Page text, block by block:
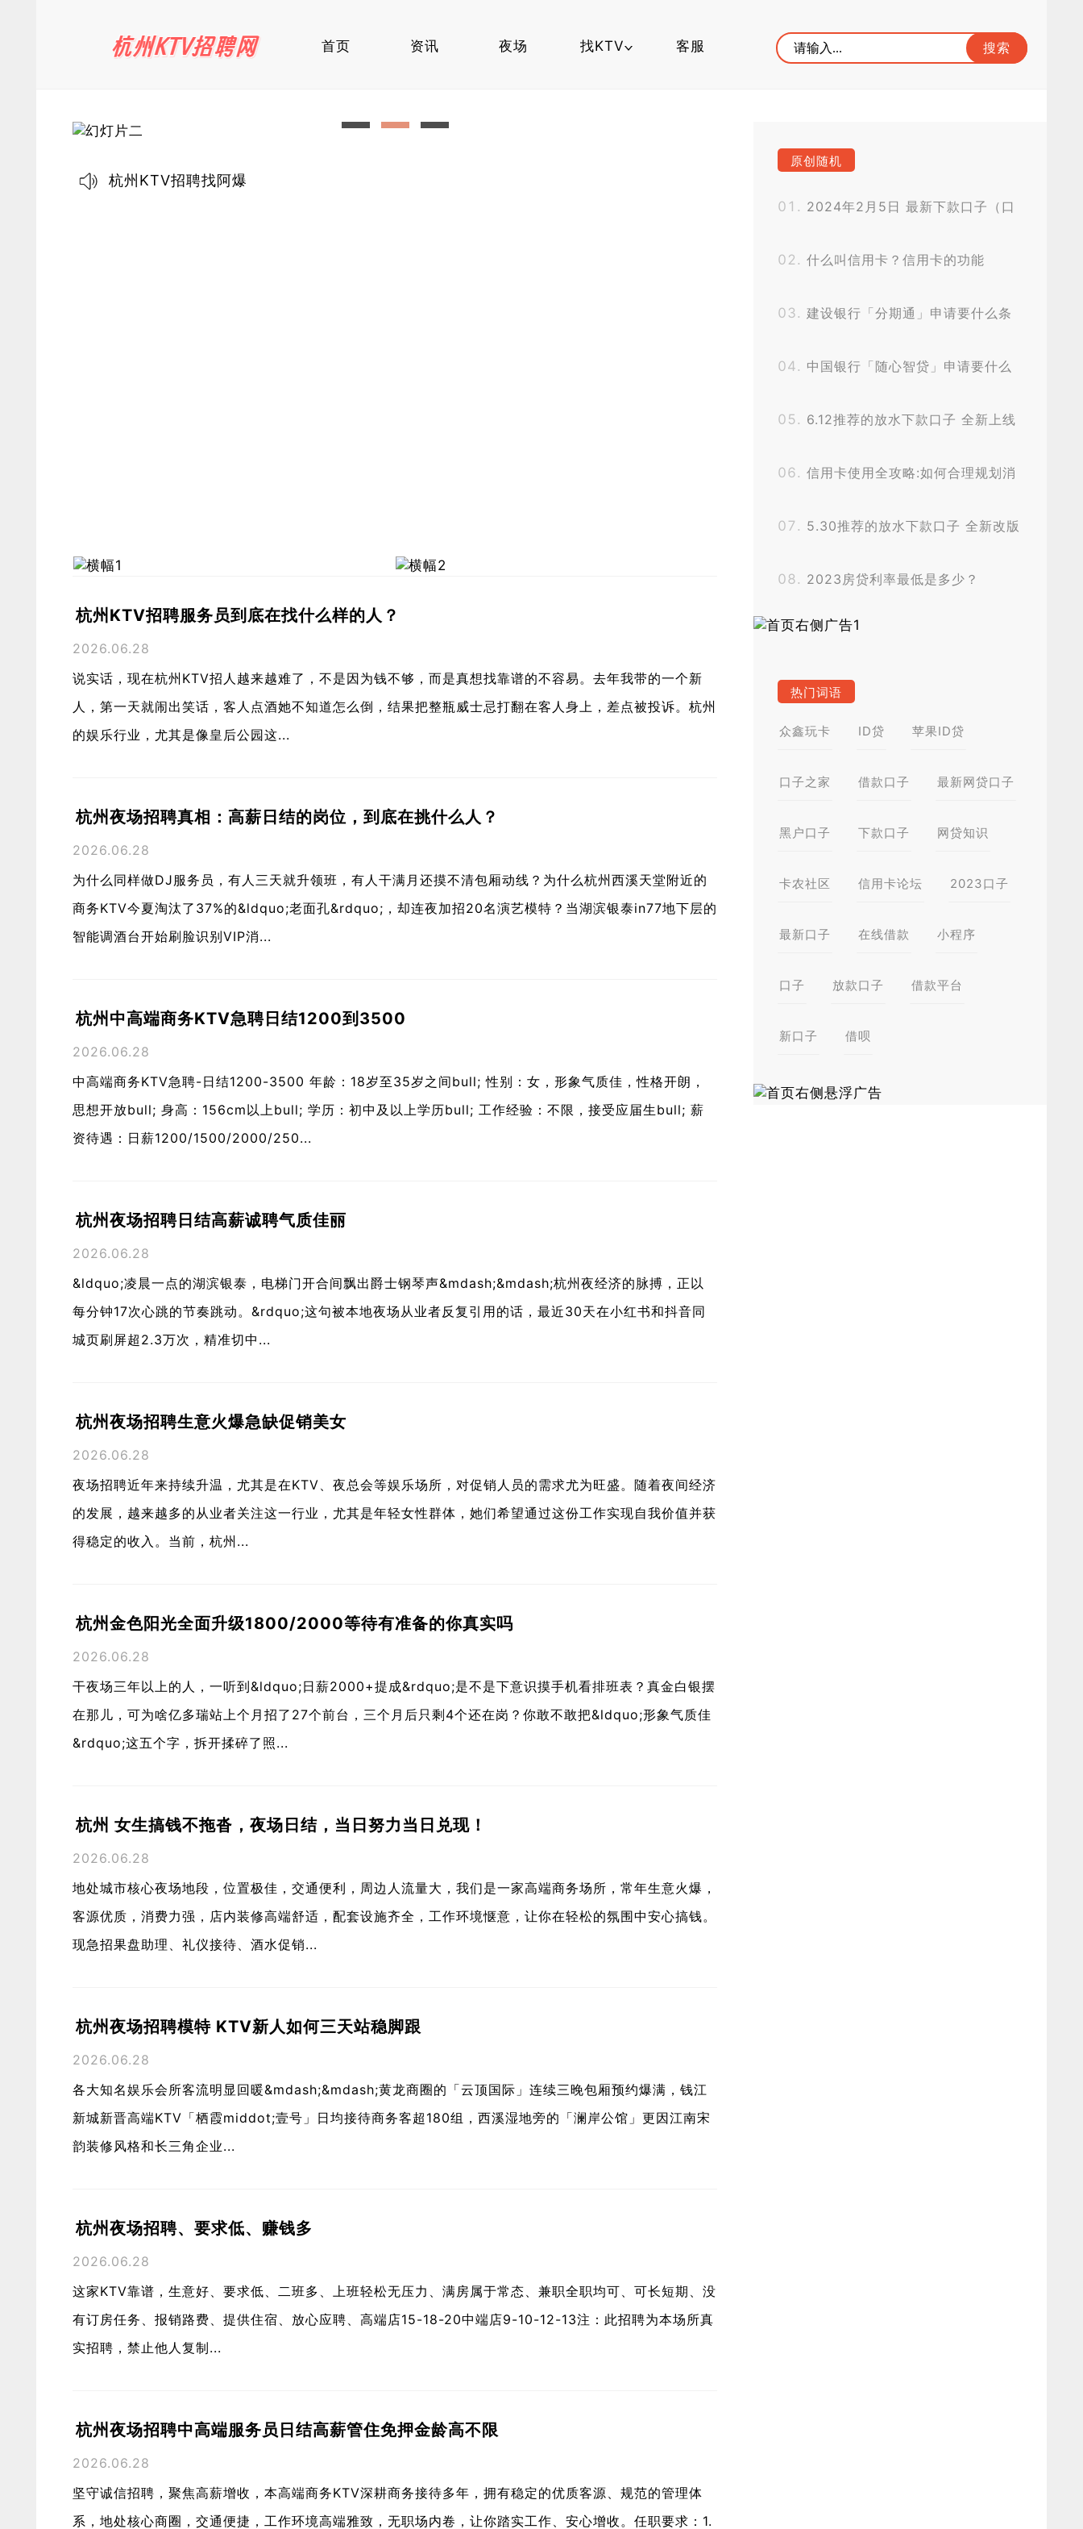
首页 资讯 夜场 找KTV 客服
杭州KTV招聘找阿爆
杭州KTV招聘服务员到底在找什么样的人？
2026.06.28
说实话，现在杭州KTV招人越来越难了，不是因为钱不够，而是真想找靠谱的不容易。去年我带的一个新
人，第一天就闹出笑话，客人点酒她不知道怎么倒，结果把整瓶威士忌打翻在客人身上，差点被投诉。杭州
的娱乐行业，尤其是像皇后公园这...
杭州夜场招聘真相：高薪日结的岗位，到底在挑什么人？
2026.06.28
为什么同样做DJ服务员，有人三天就升领班，有人干满月还摸不清包厢动线？为什么杭州西溪天堂附近的
商务KTV今夏淘汰了37%的&ldquo;老面孔&rdquo;，却连夜加招20名演艺模特？当湖滨银泰in77地下层的
智能调酒台开始刷脸识别VIP消...
杭州中高端商务KTV急聘日结1200到3500
2026.06.28
中高端商务KTV急聘-日结1200-3500 年龄：18岁至35岁之间bull; 性别：女，形象气质佳，性格开朗，
思想开放bull; 身高：156cm以上bull; 学历：初中及以上学历bull; 工作经验：不限，接受应届生bull; 薪
资待遇：日薪1200/1500/2000/250...
杭州夜场招聘日结高薪诚聘气质佳丽
2026.06.28
&ldquo;凌晨一点的湖滨银泰，电梯门开合间飘出爵士钢琴声&mdash;&mdash;杭州夜经济的脉搏，正以
每分钟17次心跳的节奏跳动。&rdquo;这句被本地夜场从业者反复引用的话，最近30天在小红书和抖音同
城页刷屏超2.3万次，精准切中...
杭州夜场招聘生意火爆急缺促销美女
2026.06.28
夜场招聘近年来持续升温，尤其是在KTV、夜总会等娱乐场所，对促销人员的需求尤为旺盛。随着夜间经济
的发展，越来越多的从业者关注这一行业，尤其是年轻女性群体，她们希望通过这份工作实现自我价值并获
得稳定的收入。当前，杭州...
杭州金色阳光全面升级1800/2000等待有准备的你真实吗
2026.06.28
干夜场三年以上的人，一听到&ldquo;日薪2000+提成&rdquo;是不是下意识摸手机看排班表？真金白银摆
在那儿，可为啥亿多瑞站上个月招了27个前台，三个月后只剩4个还在岗？你敢不敢把&ldquo;形象气质佳
&rdquo;这五个字，拆开揉碎了照...
杭州 女生搞钱不拖沓，夜场日结，当日努力当日兑现！
2026.06.28
地处城市核心夜场地段，位置极佳，交通便利，周边人流量大，我们是一家高端商务场所，常年生意火爆，
客源优质，消费力强，店内装修高端舒适，配套设施齐全，工作环境惬意，让你在轻松的氛围中安心搞钱。
现急招果盘助理、礼仪接待、酒水促销...
杭州夜场招聘模特 KTV新人如何三天站稳脚跟
2026.06.28
各大知名娱乐会所客流明显回暖&mdash;&mdash;黄龙商圈的「云顶国际」连续三晚包厢预约爆满，钱江
新城新晋高端KTV「栖霞middot;壹号」日均接待商务客超180组，西溪湿地旁的「澜岸公馆」更因江南宋
韵装修风格和长三角企业...
杭州夜场招聘、要求低、赚钱多
2026.06.28
这家KTV靠谱，生意好、要求低、二班多、上班轻松无压力、满房属于常态、兼职全职均可、可长短期、没
有订房任务、报销路费、提供住宿、放心应聘、高端店15-18-20中端店9-10-12-13注：此招聘为本场所真
实招聘，禁止他人复制...
杭州夜场招聘中高端服务员日结高薪管住免押金龄高不限
2026.06.28
坚守诚信招聘，聚焦高薪增收，本高端商务KTV深耕商务接待多年，拥有稳定的优质客源、规范的管理体
系，地处核心商圈，交通便捷，工作环境高端雅致，无职场内卷，让你踏实工作、安心增收。任职要求：1.
原创随机
2024年2月5日 最新下款口子（口
什么叫信用卡？信用卡的功能
建设银行「分期通」申请要什么条
中国银行「随心智贷」申请要什么
6.12推荐的放水下款口子 全新上线
信用卡使用全攻略:如何合理规划消
5.30推荐的放水下款口子 全新改版
2023房贷利率最低是多少？
热门词语
众鑫玩卡 ID贷 苹果ID贷
口子之家 借款口子 最新网贷口子
黑户口子 下款口子 网贷知识
卡农社区 信用卡论坛 2023口子
最新口子 在线借款 小程序
口子 放款口子 借款平台
新口子 借呗